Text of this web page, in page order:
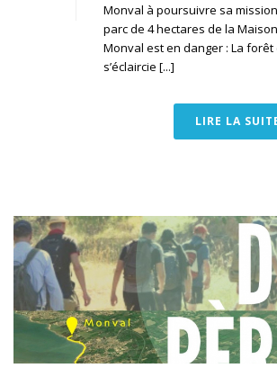
Monval à poursuivre sa mission.
parc de 4 hectares de la Maison
Monval est en danger : La forêt
s’éclaircie [...]
LIRE LA